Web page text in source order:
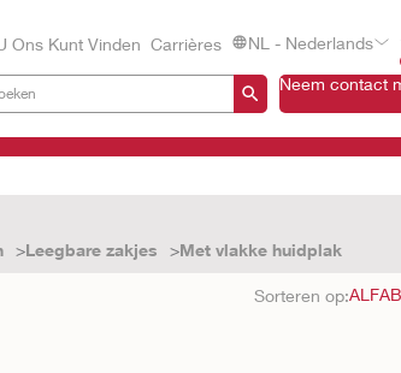
Ons Kunt Vinden Carrières
NL - Nederlands
Neem contact
Leegbare zakjes Met vlakke huidplak
Sorteren op: